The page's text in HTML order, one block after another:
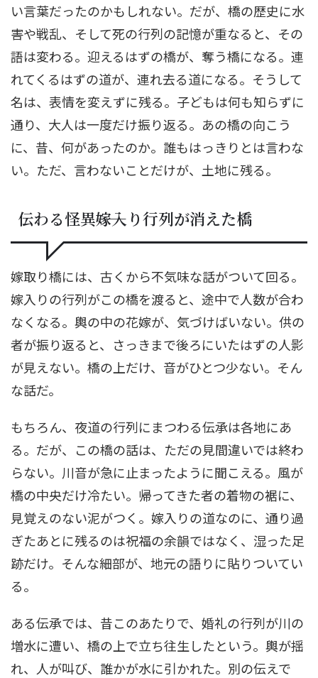
い言葉だったのかもしれない。だが、橋の歴史に水
害や戦乱、そして死の行列の記憶が重なると、その
語は変わる。迎えるはずの橋が、奪う橋になる。連
れてくるはずの道が、連れ去る道になる。そうして
名は、表情を変えずに残る。子どもは何も知らずに
通り、大人は一度だけ振り返る。あの橋の向こう
に、昔、何があったのか。誰もはっきりとは言わな
い。ただ、言わないことだけが、土地に残る。
伝わる怪異――嫁入り行列が消えた橋
嫁取り橋には、古くから不気味な話がついて回る。
嫁入りの行列がこの橋を渡ると、途中で人数が合わ
なくなる。輿の中の花嫁が、気づけばいない。供の
者が振り返ると、さっきまで後ろにいたはずの人影
が見えない。橋の上だけ、音がひとつ少ない。そん
な話だ。
もちろん、夜道の行列にまつわる伝承は各地にあ
る。だが、この橋の話は、ただの見間違いでは終わ
らない。川音が急に止まったように聞こえる。風が
橋の中央だけ冷たい。帰ってきた者の着物の裾に、
見覚えのない泥がつく。嫁入りの道なのに、通り過
ぎたあとに残るのは祝福の余韻ではなく、湿った足
跡だけ。そんな細部が、地元の語りに貼りついてい
る。
ある伝承では、昔このあたりで、婚礼の行列が川の
増水に遭い、橋の上で立ち往生したという。輿が揺
れ、人が叫び、誰かが水に引かれた。別の伝えで